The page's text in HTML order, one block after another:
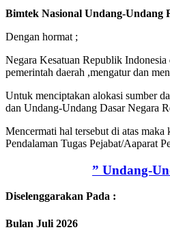
Bimtek Nasional Undang-Undang
Dengan hormat ;
Negara Kesatuan Republik
pemerintah daerah ,mengatur dan
Untuk menciptakan alokasi sumber
dan Undang-Undang Dasar Negara
Mencermati hal tersebut di atas
Pendalaman Tugas Pejabat/Aaparat
” Undang-
Diselenggarakan Pada :
Bulan Juli 2026